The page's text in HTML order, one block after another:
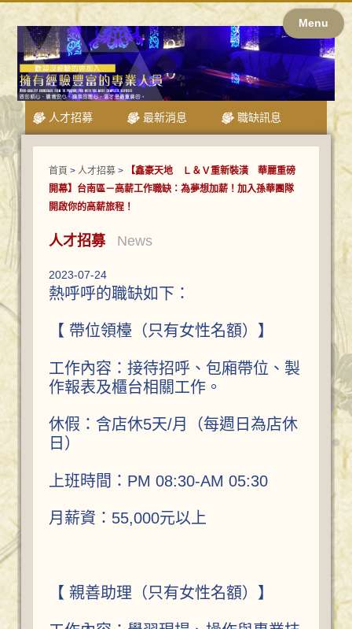
Menu
人才招募 最新消息 職缺訊息
首頁 > 人才招募 >
【鑫豪天地 Ｌ＆Ｖ重新裝潢 華麗重磅
開幕】台南區－高薪工作職缺：為夢想加薪！加入孫華團隊
開啟你的高薪旅程！
人才招募 News
2023-07-24
熱呼呼的職缺如下：
【 帶位領檯（只有女性名額）】
工作內容：接待招呼、包廂帶位、製
作報表及櫃台相關工作。
休假：含店休5天/月（每週日為店休
日）
上班時間：PM 08:30-AM 05:30
月薪資：55,000元以上
【 親善助理（只有女性名額）】